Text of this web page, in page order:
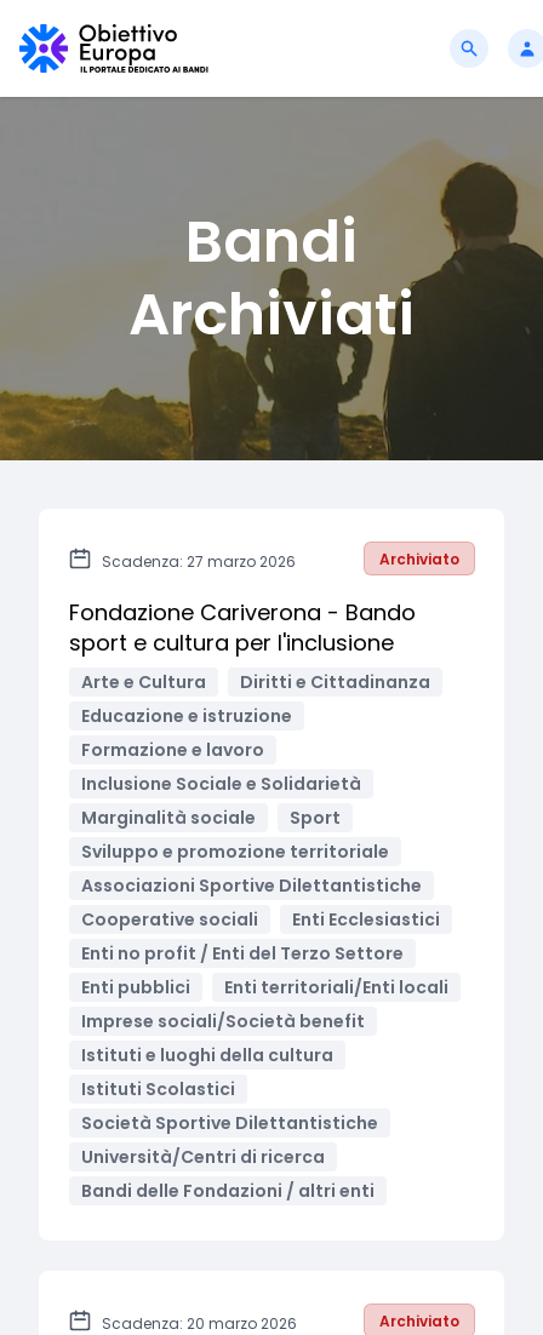
Bandi
Archiviati
Scadenza: 27 marzo 2026 Archiviato
Fondazione Cariverona - Bando
sport e cultura per l'inclusione
Arte e Cultura
Diritti e Cittadinanza
Educazione e istruzione
Formazione e lavoro
Inclusione Sociale e Solidarietà
Marginalità sociale
Sport
Sviluppo e promozione territoriale
Associazioni Sportive Dilettantistiche
Cooperative sociali
Enti Ecclesiastici
Enti no profit / Enti del Terzo Settore
Enti pubblici
Enti territoriali/Enti locali
Imprese sociali/Società benefit
Istituti e luoghi della cultura
Istituti Scolastici
Società Sportive Dilettantistiche
Università/Centri di ricerca
Bandi delle Fondazioni / altri enti
Scadenza: 20 marzo 2026 Archiviato